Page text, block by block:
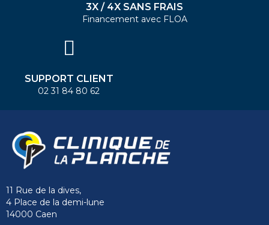
3X / 4X SANS FRAIS
Financement avec FLOA
SUPPORT CLIENT
02 31 84 80 62
11 Rue de la dives,
4 Place de la demi-lune
14000 Caen